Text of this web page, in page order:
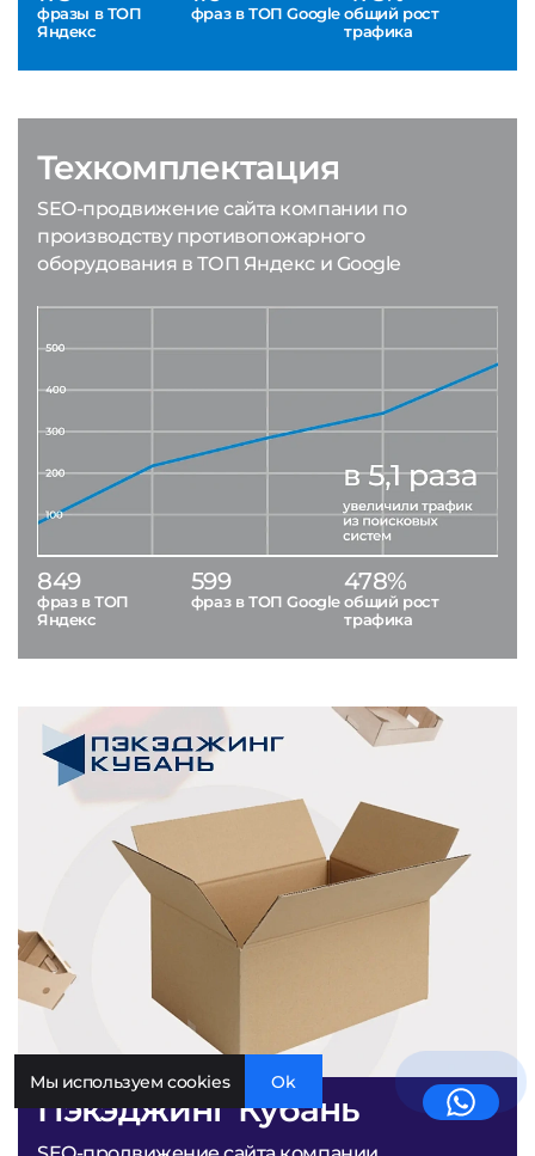
фразы в ТОП
Яндекс
фраз в ТОП Google общий рост
трафика
Пэкэджинг Кубань
Техкомплектация
SEO-продвижение сайта компании по
производству противопожарного
оборудования в ТОП Яндекс и Google
849
фраз в ТОП
Яндекс
599
фраз в ТОП Google
478%
общий рост
трафика
Мы используем cookies Ok